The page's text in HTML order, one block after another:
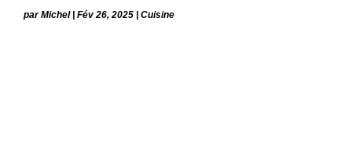
parMichel| Fév 26, 2025 Cuisine